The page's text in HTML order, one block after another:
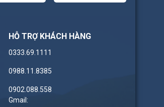
HỖ TRỢ KHÁCH HÀNG
0333.69.1111
0988.11.8385
0902.088.558
Gmail: